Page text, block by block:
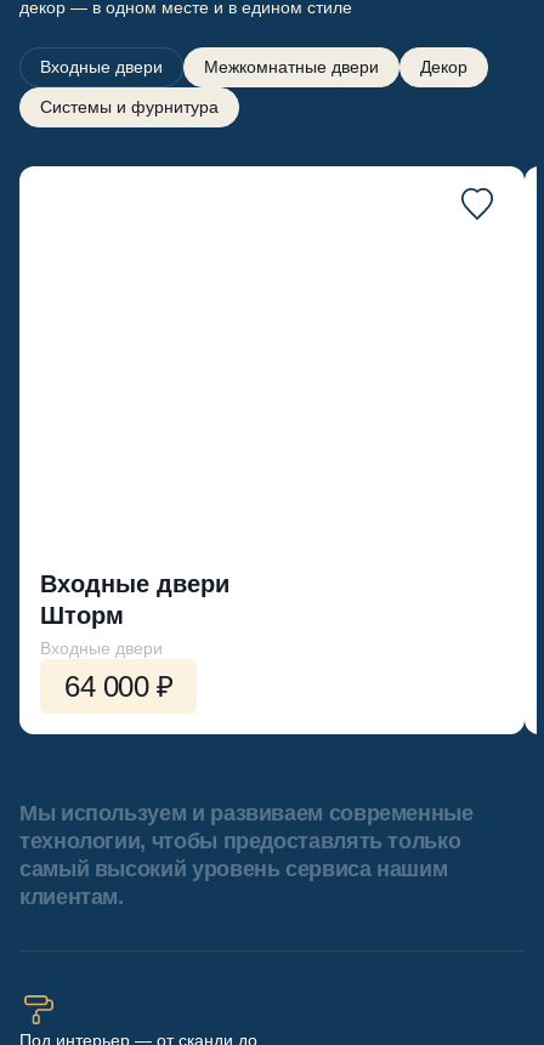
декор — в одном месте и в едином стиле
Входные двери Межкомнатные двери Декор
Системы и фурнитура
Входные двери
Шторм
Входные двери
64 000 ₽
Мы используем и развиваем современные
технологии, чтобы предоставлять только
самый высокий уровень сервиса нашим
клиентам.
Под интерьер — от сканди до